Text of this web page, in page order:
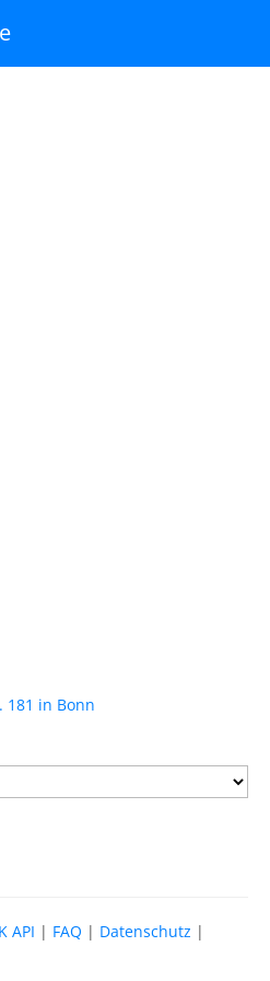
181 in Bonn
API | FAQ | Datenschutz |